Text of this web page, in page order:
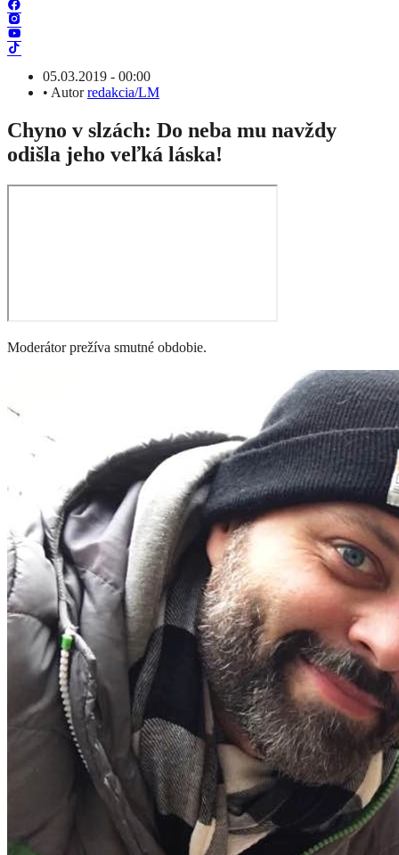
05.03.2019 - 00:00
• Autorredakcia/LM
Chyno v slzách: Do neba mu navždy
odišla jeho veľká láska!
Moderátor prežíva smutné obdobie.